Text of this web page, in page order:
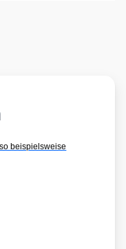
beispielsweise